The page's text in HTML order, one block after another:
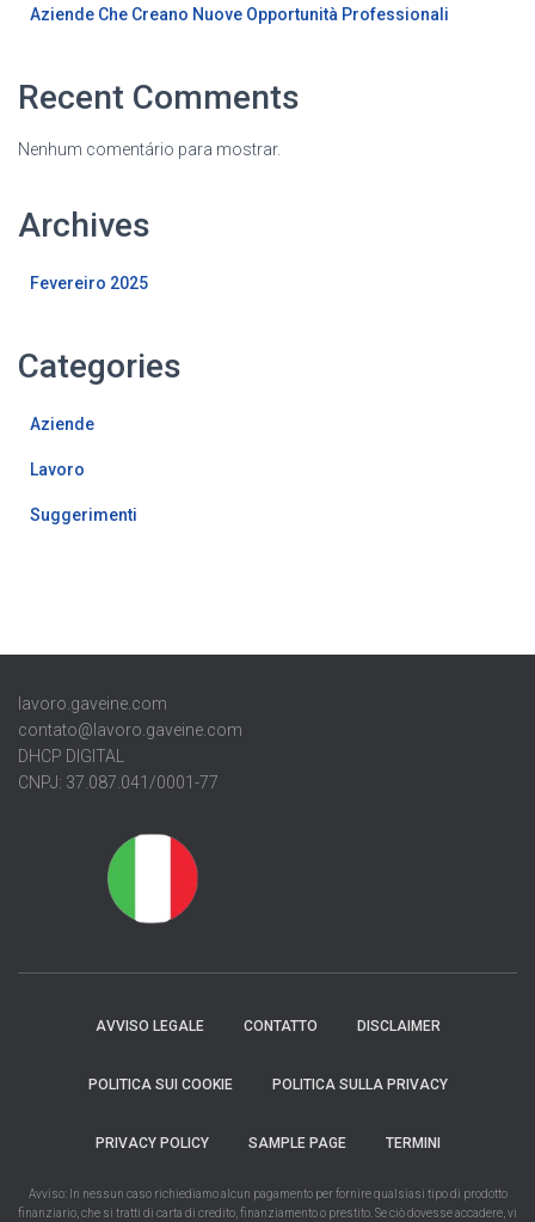
Aziende Che Creano Nuove Opportunità Professionali
Recent Comments
Nenhum comentário para mostrar.
Archives
Fevereiro 2025
Categories
Aziende
Lavoro
Suggerimenti
lavoro.gaveine.com
contato@lavoro.gaveine.com
DHCP DIGITAL
CNPJ: 37.087.041/0001-77
AVVISO LEGALE CONTATTO DISCLAIMER
POLITICA SUI COOKIE POLITICA SULLA PRIVACY
PRIVACY POLICY SAMPLE PAGE TERMINI
Avviso: In nessun caso richiediamo alcun pagamento per fornire qualsiasi tipo di prodotto
finanziario, che si tratti di carta di credito, finanziamento o prestito. Se ciò dovesse accadere, vi